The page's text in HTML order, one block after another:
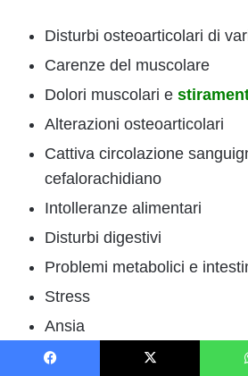
Disturbi osteoarticolari di
Carenze del muscolare
Dolori muscolari e
Alterazioni osteoarticolari
Cattiva circolazione
cefalorachidiano
Intolleranze alimentari
Disturbi digestivi
Problemi metabolici e
Stress
Ansia
Disturbi dell’attenzione della